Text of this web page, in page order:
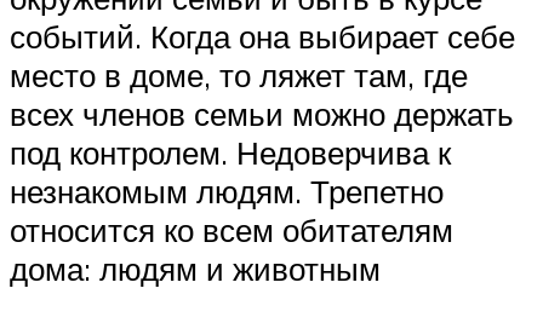
событий. Когда она выбирает себе
место в доме, то ляжет там, где
всех членов семьи можно держать
под контролем. Недоверчива к
незнакомым людям. Трепетно
относится ко всем обитателям
дома: людям и животным